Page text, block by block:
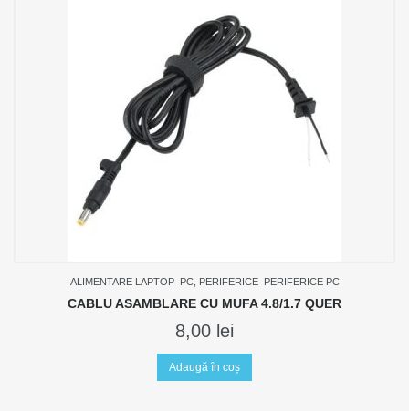
ALIMENTARE LAPTOP PC, PERIFERICE PERIFERICE PC
CABLU ASAMBLARE CU MUFA 4.8/1.7 QUER
8,00 lei
Adaugă în coș